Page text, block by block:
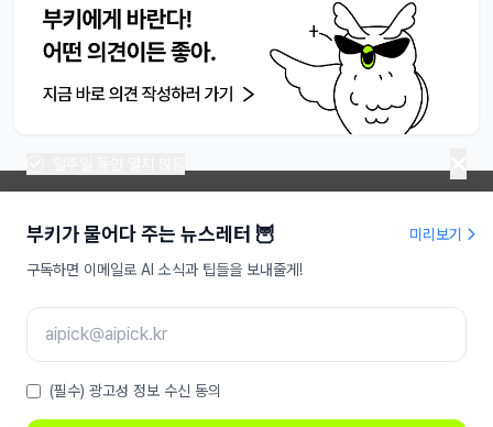
미리보기
부키가 물어다 주는 뉴스레터 🦉
구독하면 이메일로 AI 소식과 팁들을 보내줄게!
(필수) 광고성 정보 수신 동의
라이프해킹주식회사 | 대표 송명진
사업자등록번호 : 479-81-01709
이메일 :aipick@aipick.kr
Copyright ⓒ 2025 AI픽 Inc. All rights reserved
소개 |고객센터|제작자 |후원 광고 상품